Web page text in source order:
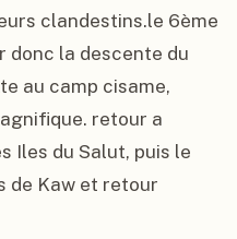
clandestins.le 6ème
donc la descente du
au camp cisame,
retour a
Iles du Salut, puis le
de Kaw et retour